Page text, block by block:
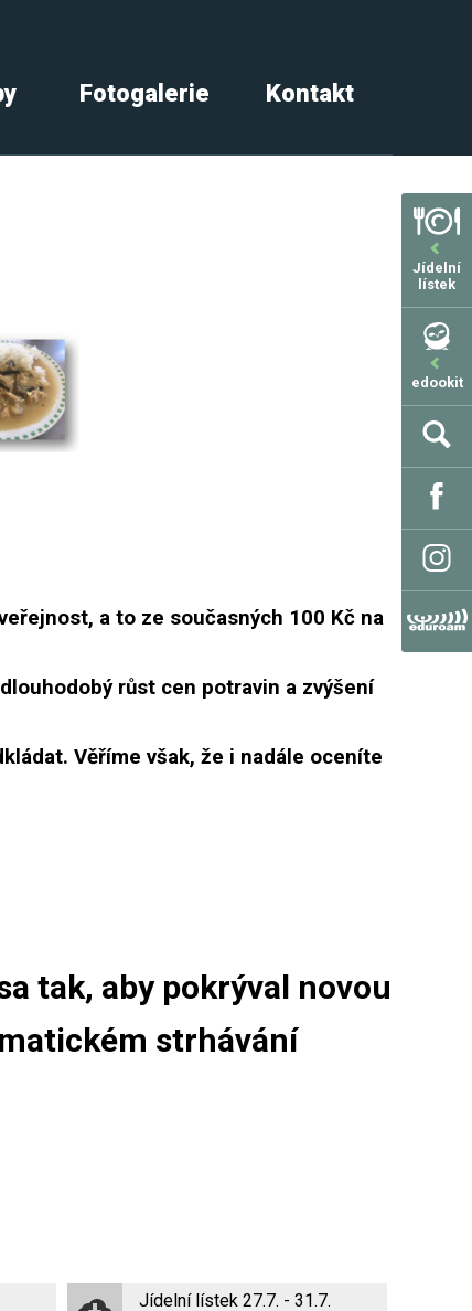
Jídelní
lístek
edookit
Fotogalerie Kontakt
a to ze současných 100 Kč na
růst cen potravin a zvýšení
Věříme však, že i nadále oceníte
tak, aby pokrýval novou
strhávání
Jídelní lístek 27.7. - 31.7.